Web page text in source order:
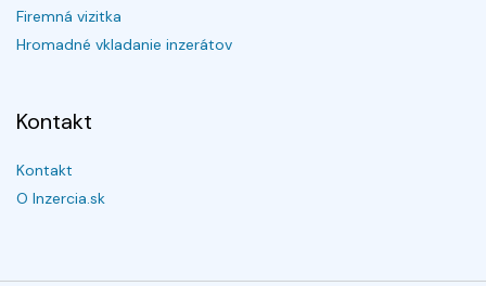
Firemná vizitka
Hromadné vkladanie inzerátov
Kontakt
Kontakt
O Inzercia.sk